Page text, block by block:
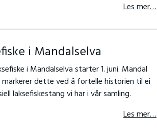
Les mer…
i Mandalselva
i Mandalselva starter 1. juni. Mandal
markerer dette ved å fortelle historien til ei
laksefiskestang vi har i vår samling.
Les mer…